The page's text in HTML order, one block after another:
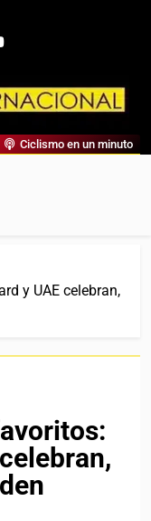
Análisis,
De Referencia.
Ciclismo en un minuto
y UAE celebran,